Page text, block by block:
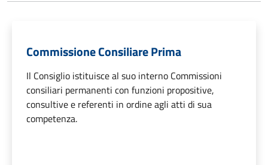
Commissione Consiliare Prima
Il Consiglio istituisce al suo interno Commissioni
consiliari permanenti con funzioni propositive,
consultive e referenti in ordine agli atti di sua
competenza.